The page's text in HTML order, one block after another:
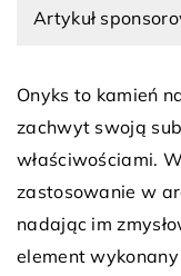
Artykuł
Onyks to kamień
zachwyt swoją
właściwościami.
zastosowanie w
nadając im
element